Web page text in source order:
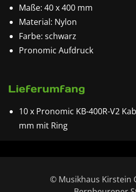
Maße: 40 x 400 mm
Material: Nylon
Farbe: schwarz
Pronomic Aufdruck
Lieferumfang
10 x Pronomic KB-400R-V2
mm mit Ring
© Musikhaus Kirstein